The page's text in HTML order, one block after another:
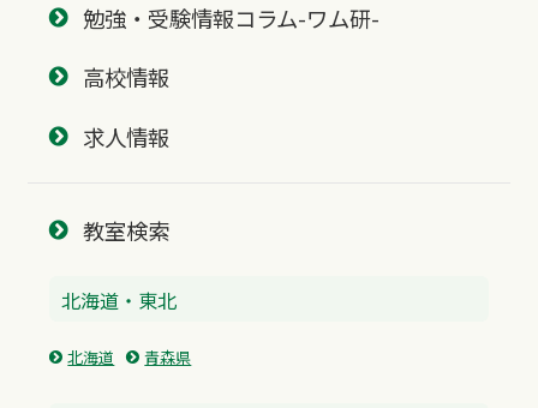
勉強・受験情報コラム-ワム研-
高校情報
求人情報
教室検索
北海道・東北
北海道 青森県